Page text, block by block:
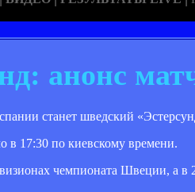
анонс
станет шведский
в 17:30 по киевскому времени.
чемпионата Швеции, а в